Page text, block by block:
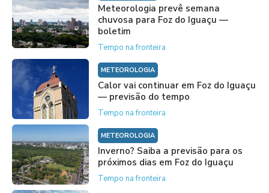
Meteorologia prevê semana
chuvosa para Foz do Iguaçu —
boletim
Tempo na fronteira
METEOROLOGIA
Calor vai continuar em Foz do Iguaçu
— previsão do tempo
Tempo na fronteira
METEOROLOGIA
Inverno? Saiba a previsão para os
próximos dias em Foz do Iguaçu
Tempo na fronteira